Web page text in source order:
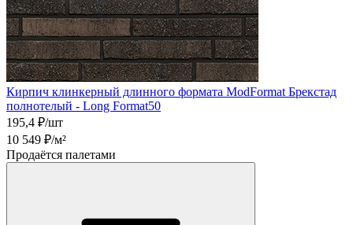
Кирпич клинкерный длинного формата ModFormat Брекстад
полнотелый - Long Format50
195,4 ₽/шт
10 549 ₽/м²
Продаётся палетами